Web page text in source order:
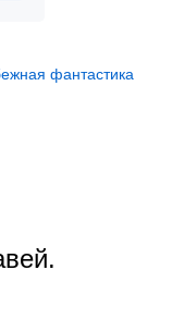
фантастика